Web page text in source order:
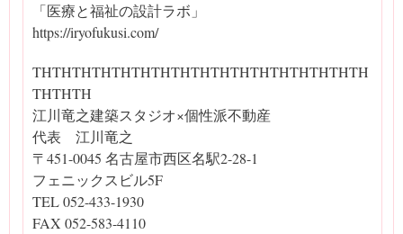
「医療と福祉の設計ラボ」
https://iryofukusi.com/
THTHTHTHTHTHTHTHTHTHTHTHTHTHTHTHTH
THTHTH
江川竜之建築スタジオ×個性派不動産
代表 江川竜之
〒451-0045 名古屋市西区名駅2-28-1
フェニックスビル5F
TEL 052-433-1930
FAX 052-583-4110